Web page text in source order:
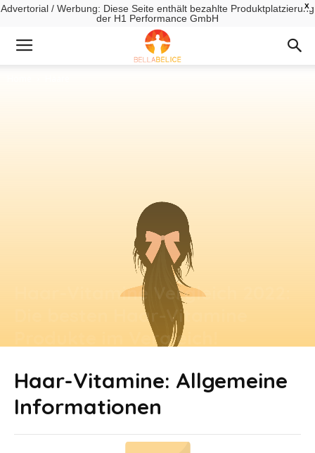
X
Advertorial / Werbung: Diese Seite enthält bezahlte Produktplatzierung
der H1 Performance GmbH
Haar-Vitamine Vergleich 2022:
Die besten Haar-Vitamine
Produkte im Vergleich!
Haar-Vitamine: Allgemeine
Informationen